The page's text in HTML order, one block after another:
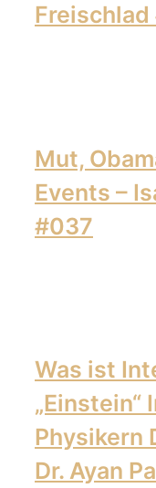
Mut,
Events –
#037
Was ist
Physikern
Dr. Ayan